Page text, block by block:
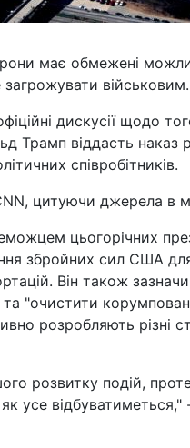
має обмежені
військовим.
дискусії щодо
Трамп віддасть наказ
співробітників.
цитуючи джерела в
цьогорічних
збройних сил США
Він також
"очистити
розробляють різні
розвитку подій,
усе відбуватиметься,"